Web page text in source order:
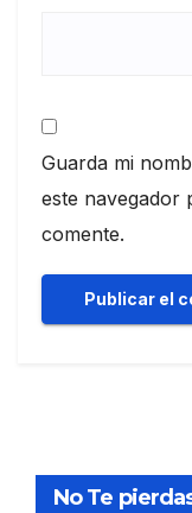
Guarda mi
este navegador
comente.
No Te